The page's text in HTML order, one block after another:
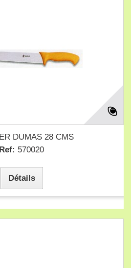
DUMAS 28 CMS
Ref: 570020
Détails